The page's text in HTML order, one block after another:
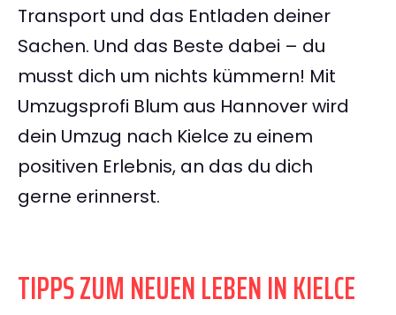
Transport und das Entladen deiner
Sachen. Und das Beste dabei – du
musst dich um nichts kümmern! Mit
Umzugsprofi Blum aus Hannover wird
dein Umzug nach Kielce zu einem
positiven Erlebnis, an das du dich
gerne erinnerst.
TIPPS ZUM NEUEN LEBEN IN KIELCE